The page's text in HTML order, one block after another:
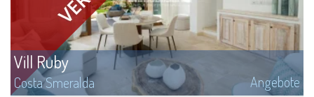
Vill Ruby
Costa Smeralda Angebote